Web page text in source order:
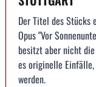
Der Titel des Stücks
Opus "Vor
besitzt aber nicht
es originelle
werden.